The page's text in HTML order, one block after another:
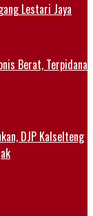
Lestari Jaya
Berat, Terpidana
DJP Kalselteng